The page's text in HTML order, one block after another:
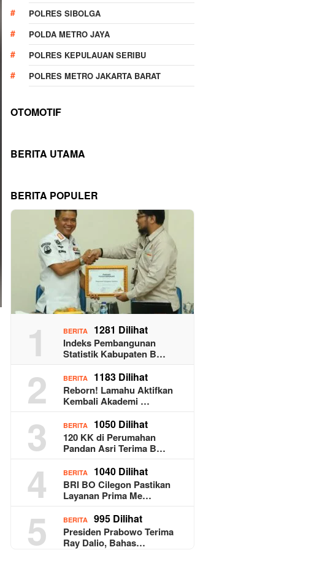
POLRES SIBOLGA
POLDA METRO JAYA
POLRES KEPULAUAN SERIBU
POLRES METRO JAKARTA BARAT
OTOMOTIF
BERITA UTAMA
BERITA POPULER
1 BERITA 1281 Dilihat
Indeks Pembangunan
Statistik Kabupaten B…
2 BERITA 1183 Dilihat
Reborn! Lamahu Aktifkan
Kembali Akademi …
3 BERITA 1050 Dilihat
120 KK di Perumahan
Pandan Asri Terima B…
4 BERITA 1040 Dilihat
BRI BO Cilegon Pastikan
Layanan Prima Me…
5 BERITA 995 Dilihat
Presiden Prabowo Terima
Ray Dalio, Bahas…